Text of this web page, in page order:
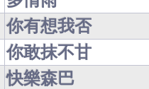
你有想我否
你敢抹不甘
快樂森巴